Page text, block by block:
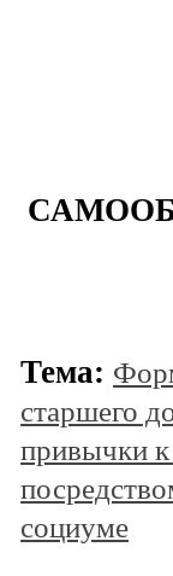
Тема:
старшего
привычки
социуме